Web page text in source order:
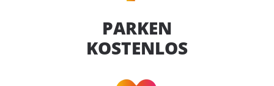
PARKEN
KOSTENLOS